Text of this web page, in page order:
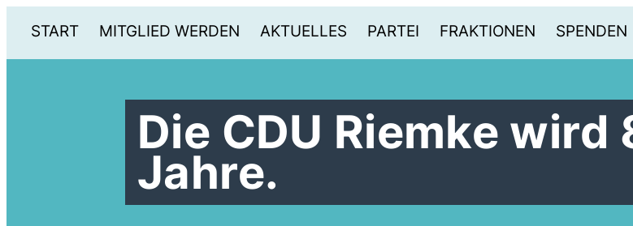
START MITGLIED WERDEN AKTUELLES PARTEI FRAKTIONEN SPENDEN
Die CDU Riemke wird
Jahre.